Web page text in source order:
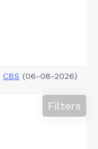
CBS (06-08-2026)
Filters